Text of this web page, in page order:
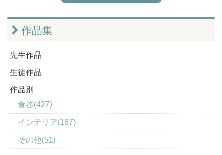
作品集
先生作品
生徒作品
作品別
食器(427)
インテリア(187)
その他(51)